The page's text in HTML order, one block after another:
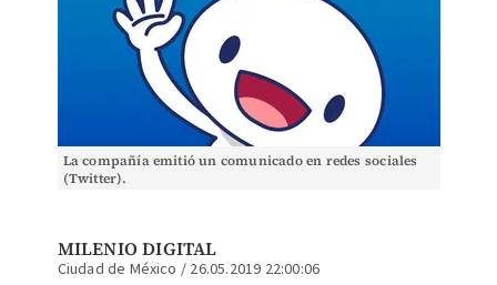
La compañía emitió un comunicado en redes sociales
(Twitter).
MILENIO DIGITAL
Ciudad de México / 26.05.2019 22:00:06